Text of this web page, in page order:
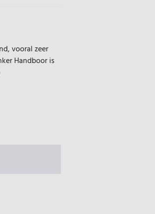
vooral zeer
Handboor is